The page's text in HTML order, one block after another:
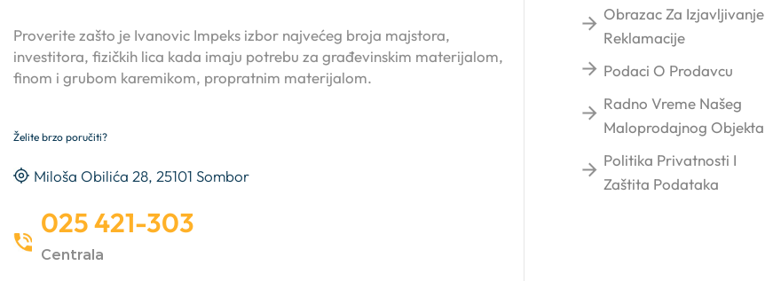
Proverite zašto je Ivanovic Impeks izbor najvećeg broja majstora,
investitora, fizičkih lica kada imaju potrebu za građevinskim materijalom,
finom i grubom karemikom, propratnim materijalom.
Želite brzo poručiti?
Miloša Obilića 28, 25101 Sombor
025 421-303
Centrala
Obrazac Za Izjavljivanje
Reklamacije
Podaci O Prodavcu
Radno Vreme Našeg
Maloprodajnog Objekta
Politika Privatnosti I
Zaštita Podataka